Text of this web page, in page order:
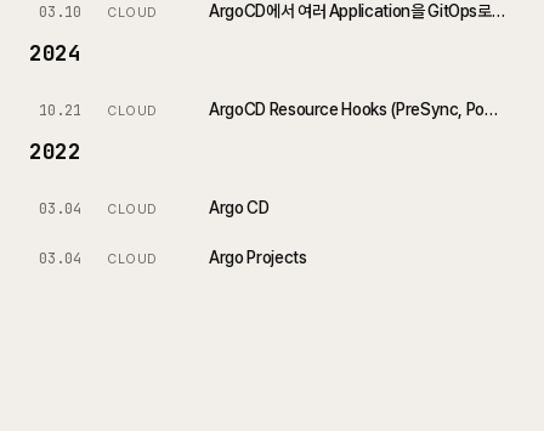
03.10 CLOUD ArgoCD에서 여러 Application을 GitOps로 관리하기: App of Apps vs ApplicationSet
2024
10.21 CLOUD ArgoCD Resource Hooks (PreSync, PostSync, SyncWaves)에 대해서 알아보자
2022
03.04 CLOUD Argo CD
03.04 CLOUD Argo Projects